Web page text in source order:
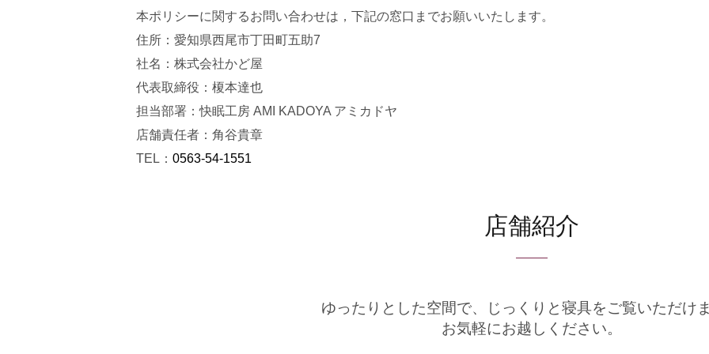
本ポリシーに関するお問い合わせは，下記の窓口までお願いいたします。
住所：愛知県西尾市丁田町五助7
社名：株式会社かど屋
代表取締役：榎本達也
担当部署：快眠工房 AMI KADOYA アミカドヤ
店舗責任者：角谷貴章
TEL： 0563-54-1551
店舗紹介
ゆったりとした空間で、
じっくりと寝具をご覧いただけ
お気軽にお越しください。